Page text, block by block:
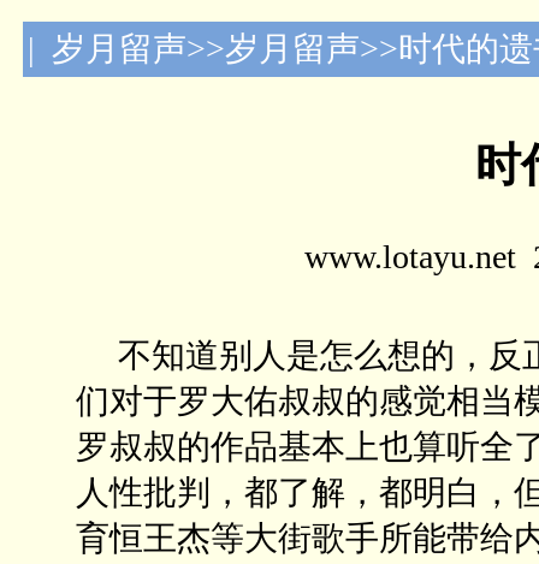
| 岁月留声>>岁月留声>>时代的
时
www.lotayu.net
不知道别人是怎么想的，反
们对于罗大佑叔叔的感觉相当
罗叔叔的作品基本上也算听全
人性批判，都了解，都明白，
育恒王杰等大街歌手所能带给